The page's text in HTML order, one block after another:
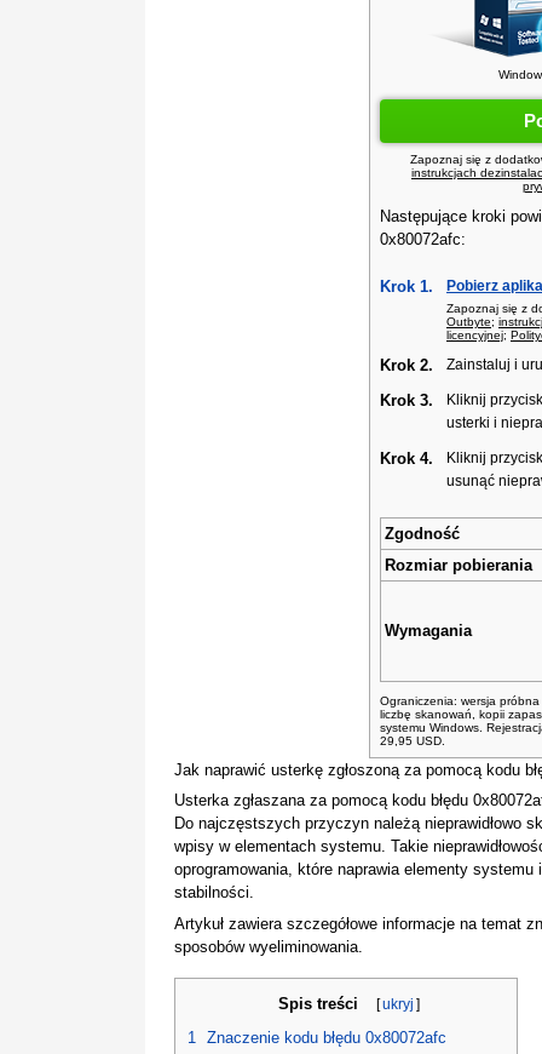
Jak naprawić usterkę zgłoszoną za pomocą kodu
Usterka zgłaszana za pomocą kodu błędu
Do najczęstszych przyczyn należą nieprawidłowo
wpisy w elementach systemu. Takie
oprogramowania, które naprawia elementy
stabilności.
Artykuł zawiera szczegółowe informacje na temat
sposobów wyeliminowania.
Spis treści [ukryj ]
1 Znaczenie kodu błędu 0x80072afc
Zapoznaj się z
instrukcjach
Następujące kroki
0x80072afc:
Krok 1. Pobierz
Zapoznaj się z
Outbyte;
licencyjnej;
Krok 2. Zainstaluj i
Krok 3.
Kliknij
usterki i
Krok 4.
Kliknij
usunąć
Zgodność
Rozmiar pobierania
Wymagania
Ograniczenia: wersja
liczbę skanowań, kopii
systemu Windows.
29,95 USD.